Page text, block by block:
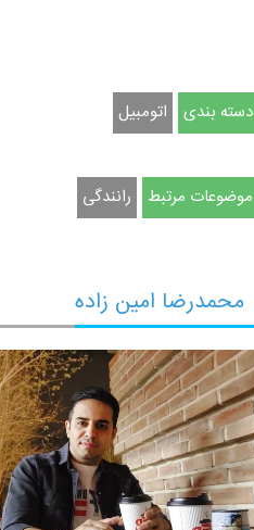
دسته بندی اتومبيل
موضوعات مرتبط رانندگی
محمدرضا امین زاده